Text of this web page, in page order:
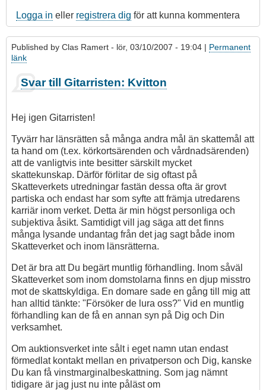
Logga in eller registrera dig för att kunna kommentera
Published by Clas Ramert - lör, 03/10/2007 - 19:04 | Permanent
länk
Som
svar
KVITTON
gitarristen
Svar till Gitarristen: Kvitton
Hej igen Gitarristen!
Tyvärr har länsrätten så många andra mål än skattemål att
ta hand om (t.ex. körkortsärenden och vårdnadsärenden)
att de vanligtvis inte besitter särskilt mycket
skattekunskap. Därför förlitar de sig oftast på
Skatteverkets utredningar fastän dessa ofta är grovt
partiska och endast har som syfte att främja utredarens
karriär inom verket. Detta är min högst personliga och
subjektiva åsikt. Samtidigt vill jag säga att det finns
många lysande undantag från det jag sagt både inom
Skatteverket och inom länsrätterna.
Det är bra att Du begärt muntlig förhandling. Inom såväl
Skatteverket som inom domstolarna finns en djup misstro
mot de skattskyldiga. En domare sade en gång till mig att
han alltid tänkte: "Försöker de lura oss?" Vid en muntlig
förhandling kan de få en annan syn på Dig och Din
verksamhet.
Om auktionsverket inte sålt i eget namn utan endast
förmedlat kontakt mellan en privatperson och Dig, kanske
Du kan få vinstmarginalbeskattning. Som jag nämnt
tidigare är jag just nu inte påläst om